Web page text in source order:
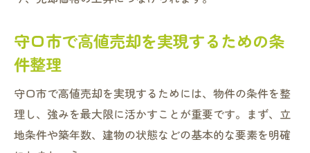
守口市で高値売却を実現するための条
件整理
守口市で高値売却を実現するためには、物件の条件を整
理し、強みを最大限に活かすことが重要です。まず、立
地条件や築年数、建物の状態などの基本的な要素を明確